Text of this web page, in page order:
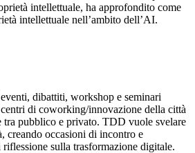
intellettuale, ha approfondito come
intellettuale nell’ambito dell’AI.
dibattiti, workshop e seminari
di coworking/innovazione della città
tra pubblico e privato. TDD vuole svelare
creando occasioni di incontro e
sulla trasformazione digitale.